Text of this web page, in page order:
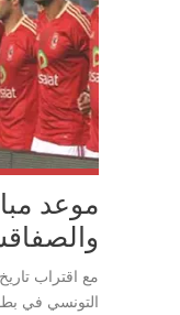
موعد
مع اقتراب
التونسي في